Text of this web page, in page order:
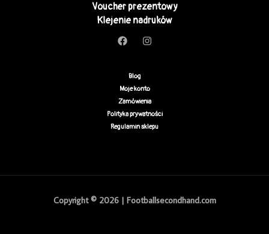
Voucher prezentowy
Klejenie nadruków
Blog
Moje konto
Zamówienia
Polityka prywatności
Regulamin sklepu
Copyright © 2026 | Footballsecondhand.com